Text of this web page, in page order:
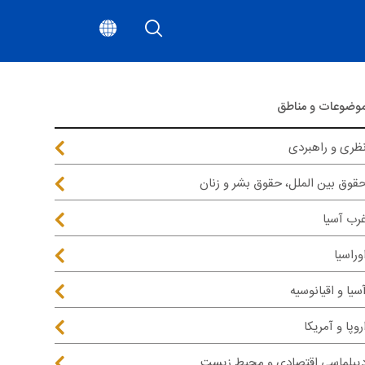
و مناطق
نظری و راهبردی
بین الملل، حقوق بشر و زنان
آسیا
اوراسیا
و اقیانوسیه
اروپا و آمریکا